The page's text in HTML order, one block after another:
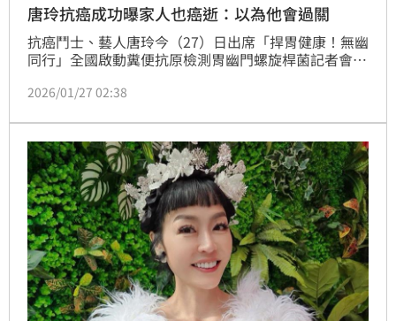
唐玲抗癌成功曝家人也癌逝：以為他會過關
抗癌鬥士、藝人唐玲今（27）日出席「捍胃健康！無幽
同行」全國啟動糞便抗原檢測胃幽門螺旋桿菌記者會，
歷經化療與切除三分之二胃部後成功痊癒，也首度透露
與預防的重要性，呼籲民眾不要輕忽幽門螺旋桿菌感
染。趙浩雲
2026/01/27 02:38